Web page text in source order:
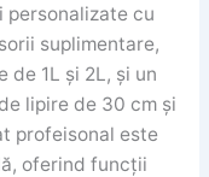
personalizate cu
suplimentare,
de 1L și 2L, și un
lipire de 30 cm și
profeisonal este
oferind funcții